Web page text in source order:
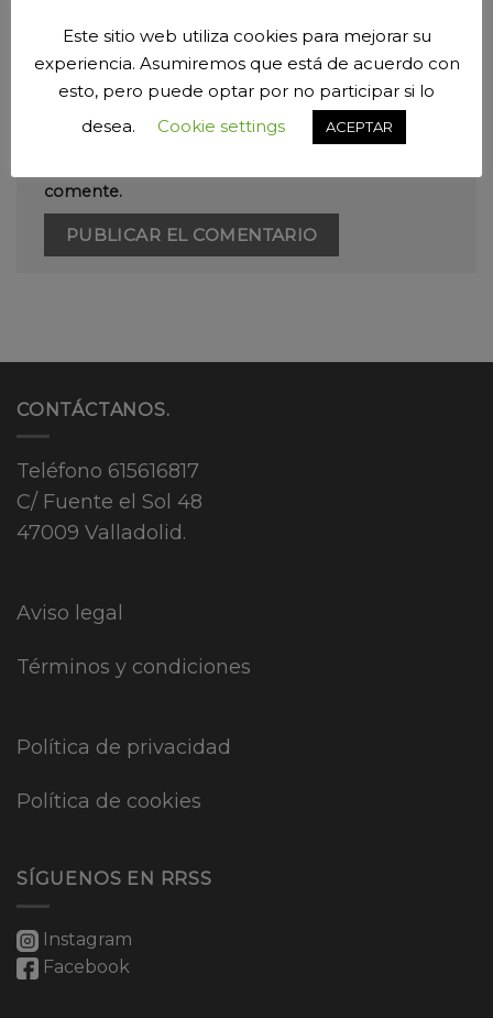
Guarda mi nombre, correo electrónico y web
comente.
CONTÁCTANOS.
Teléfono 615616817
C/ Fuente el Sol 48
47009 Valladolid.
Aviso legal
Términos y condiciones
Política de privacidad
Política de cookies
SÍGUENOS EN RRSS
Instagram
Facebook
Este sitio web utiliza cookies para mejorar su
experiencia. Asumiremos que está de acuerdo con
esto, pero puede optar por no participar si lo
desea.
Cookie settings ACEPTAR